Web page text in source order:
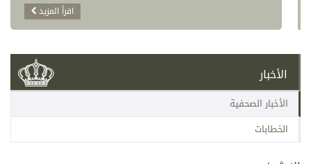
اقرأ المزيد
الأخبار
الأخبار الصحفية
الخطابات